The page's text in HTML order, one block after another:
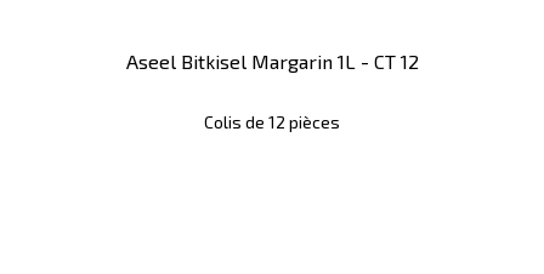
Aseel Bitkisel Margarin 1L - CT 12
Colis de 12 pièces